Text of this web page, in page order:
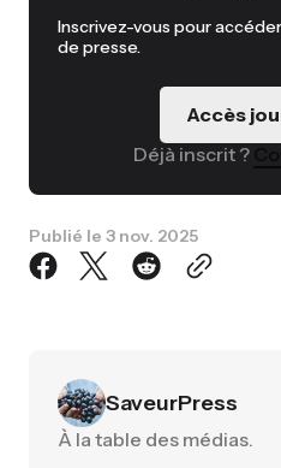
Inscrivez-vous pour
de presse.
Accès
Déjà inscrit ?
Publié le 3 nov. 2025
SaveurPress
À la table des médias.